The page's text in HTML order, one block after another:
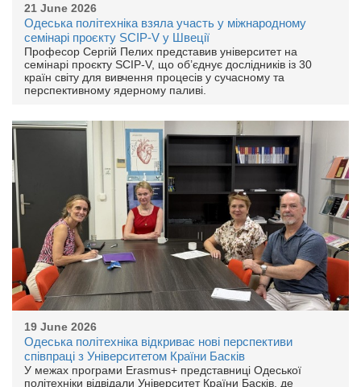
21 June 2026
Одеська політехніка взяла участь у міжнародному
семінарі проєкту SCIP-V у Швеції
Професор Сергій Пелих представив університет на
семінарі проєкту SCIP-V, що об’єднує дослідників із 30
країн світу для вивчення процесів у сучасному та
перспективному ядерному паливі.
19 June 2026
Одеська політехніка відкриває нові перспективи
співпраці з Університетом Країни Басків
У межах програми Erasmus+ представниці Одеської
політехніки відвідали Університет Країни Басків, де